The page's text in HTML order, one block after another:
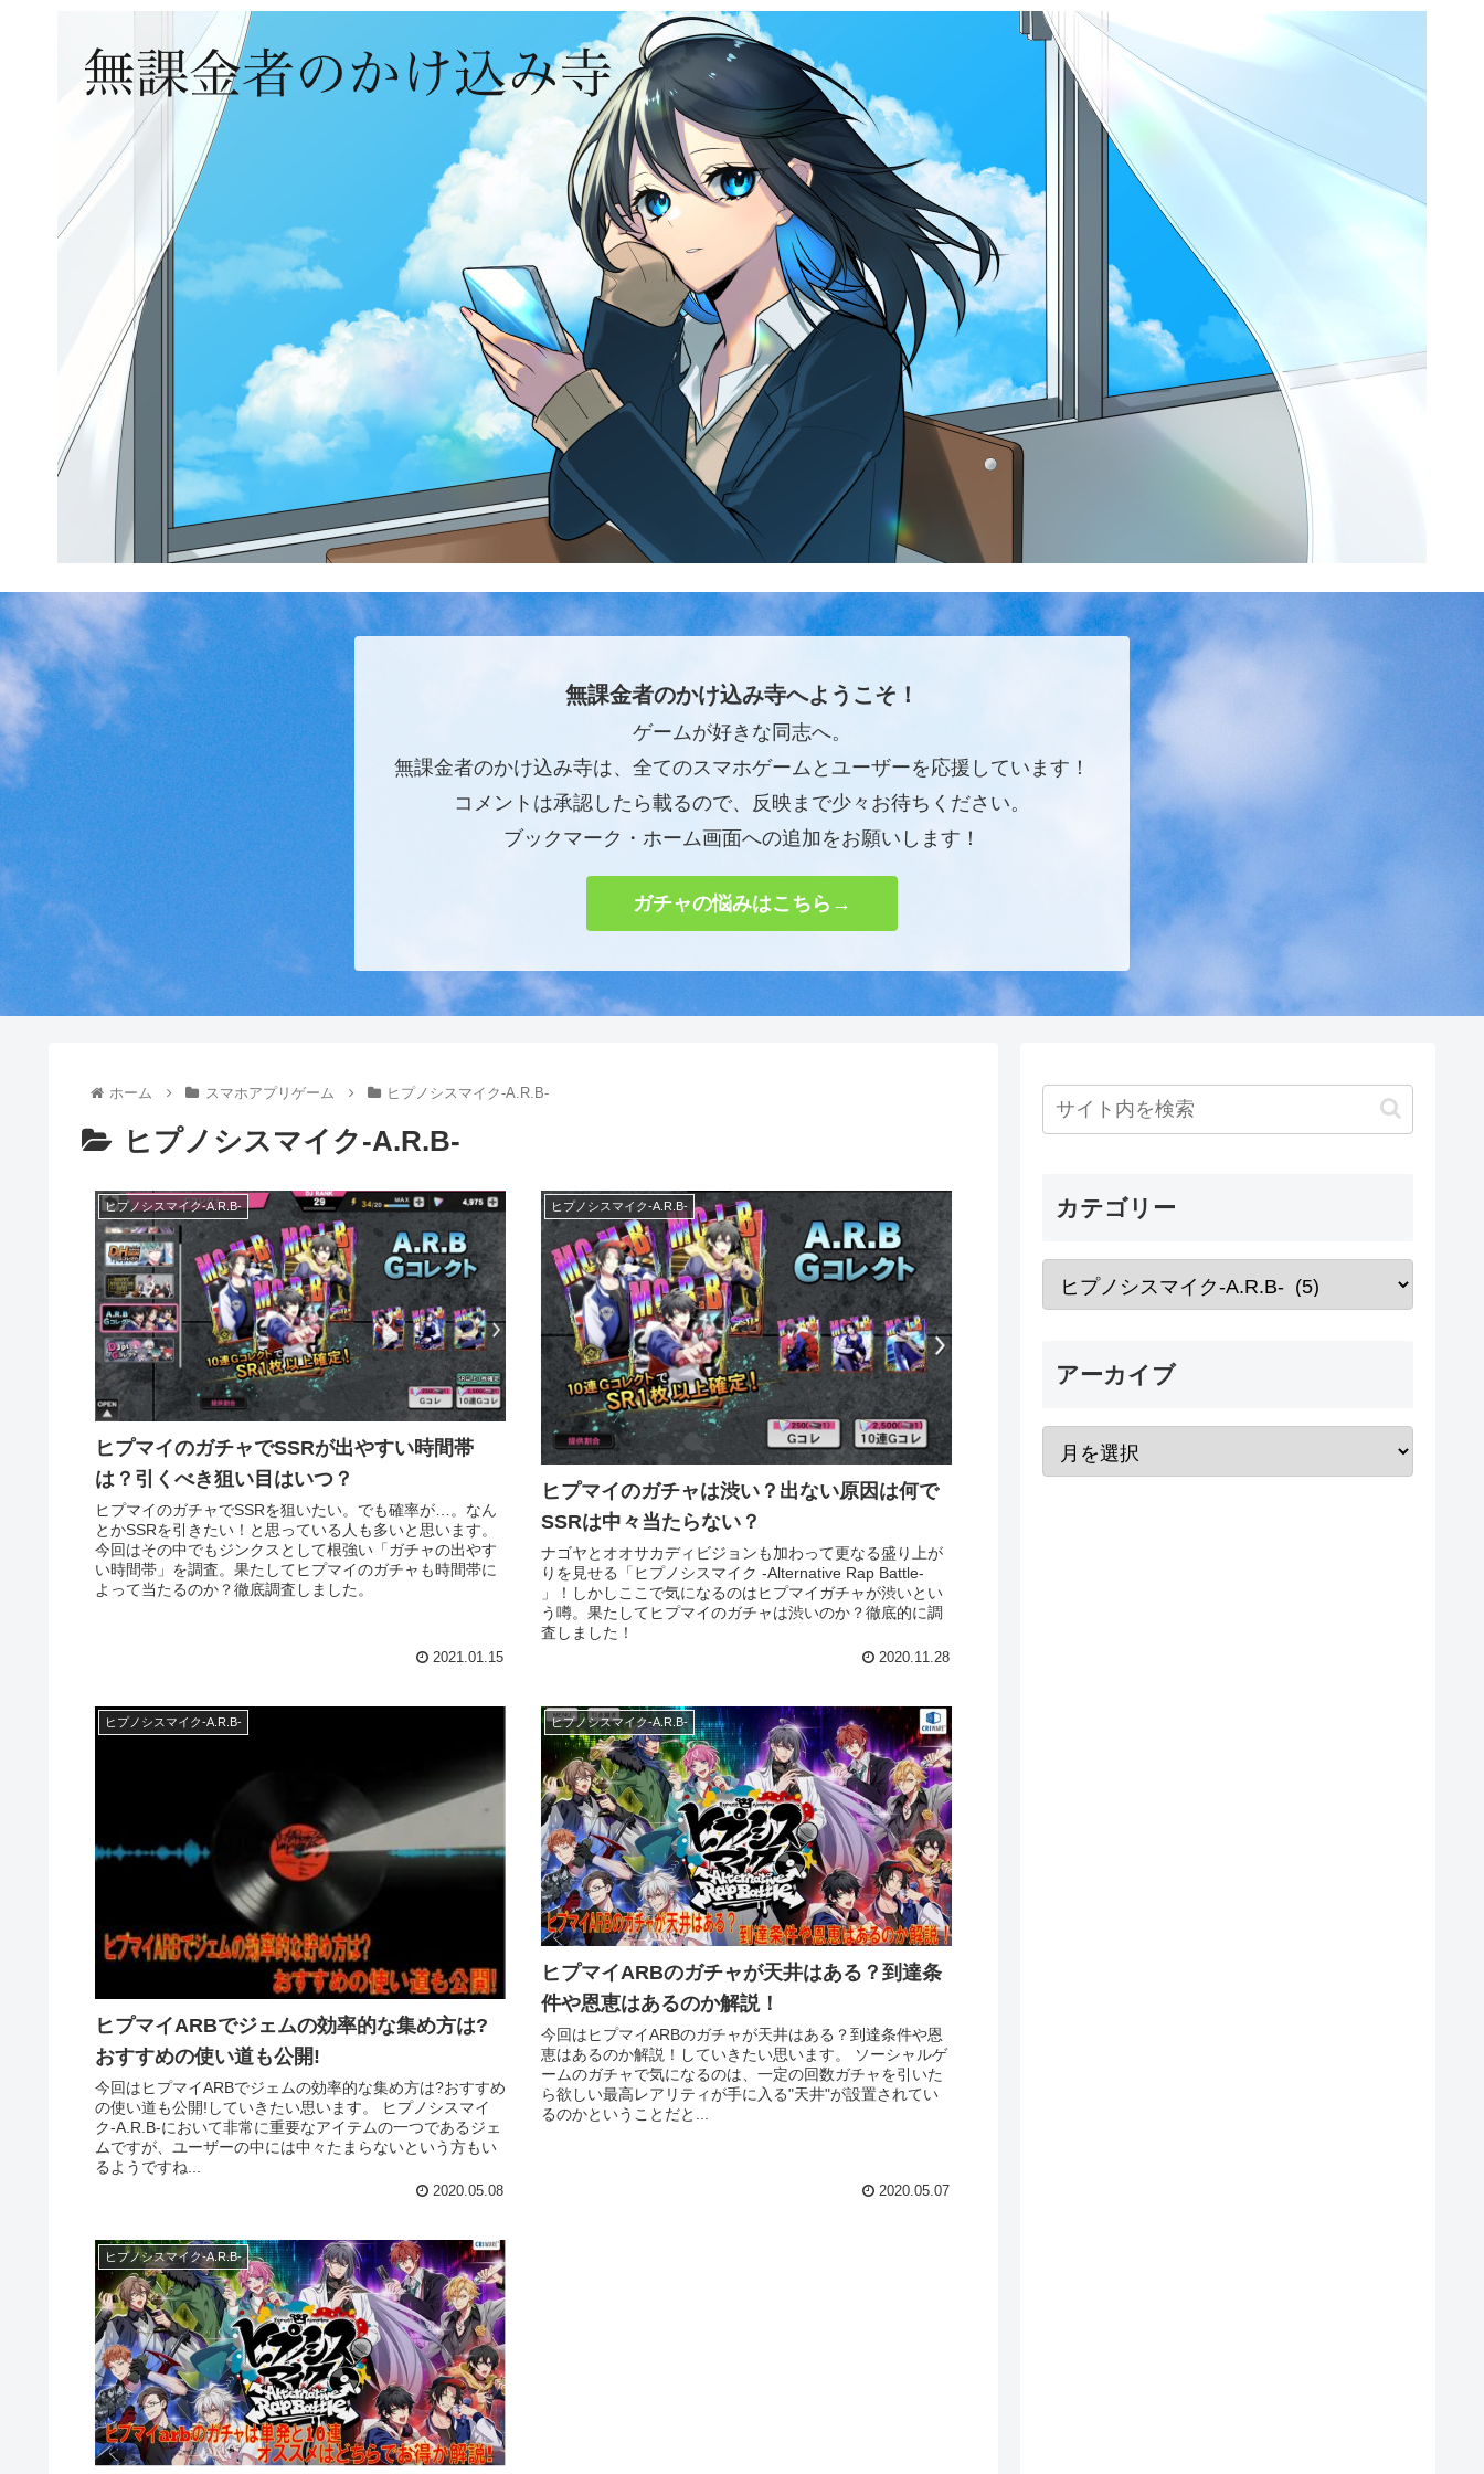
無課金者のかけ込み寺へようこそ！
ゲームが好きな同志へ。
無課金者のかけ込み寺は、全てのスマホゲームとユーザーを応援しています！
コメントは承認したら載るので、反映まで少々お待ちください。
ブックマーク・ホーム画面への追加をお願いします！
ガチャの悩みはこちら→
ホーム スマホアプリゲーム ヒプノシスマイク-A.R.B-
ヒプノシスマイク-A.R.B-
ヒプノシスマイク-A.R.B-
ヒプマイのガチャでSSRが出やすい時間帯
は？引くべき狙い目はいつ？
ヒプマイのガチャでSSRを狙いたい。でも確率が…。なん
とかSSRを引きたい！と思っている人も多いと思います。
今回はその中でもジンクスとして根強い「ガチャの出やす
い時間帯」を調査。果たしてヒプマイのガチャも時間帯に
よって当たるのか？徹底調査しました。
2021.01.15
ヒプノシスマイク-A.R.B-
ヒプマイのガチャは渋い？出ない原因は何で
SSRは中々当たらない？
ナゴヤとオオサカディビジョンも加わって更なる盛り上が
りを見せる「ヒプノシスマイク -Alternative Rap Battle-
」！しかしここで気になるのはヒプマイガチャが渋いとい
う噂。果たしてヒプマイのガチャは渋いのか？徹底的に調
査しました！
2020.11.28
ヒプノシスマイク-A.R.B-
ヒプマイARBでジェムの効率的な集め方は?
おすすめの使い道も公開!
今回はヒプマイARBでジェムの効率的な集め方は?おすすめ
の使い道も公開!していきたい思います。 ヒプノシスマイ
ク-A.R.B-において非常に重要なアイテムの一つであるジェ
ムですが、ユーザーの中には中々たまらないという方もい
るようですね...
2020.05.08
ヒプノシスマイク-A.R.B-
ヒプマイARBのガチャが天井はある？到達条
件や恩恵はあるのか解説！
今回はヒプマイARBのガチャが天井はある？到達条件や恩
恵はあるのか解説！していきたい思います。 ソーシャルゲ
ームのガチャで気になるのは、一定の回数ガチャを引いた
ら欲しい最高レアリティが手に入る"天井"が設置されてい
るのかということだと...
2020.05.07
ヒプノシスマイク-A.R.B-
カテゴリー
アーカイブ